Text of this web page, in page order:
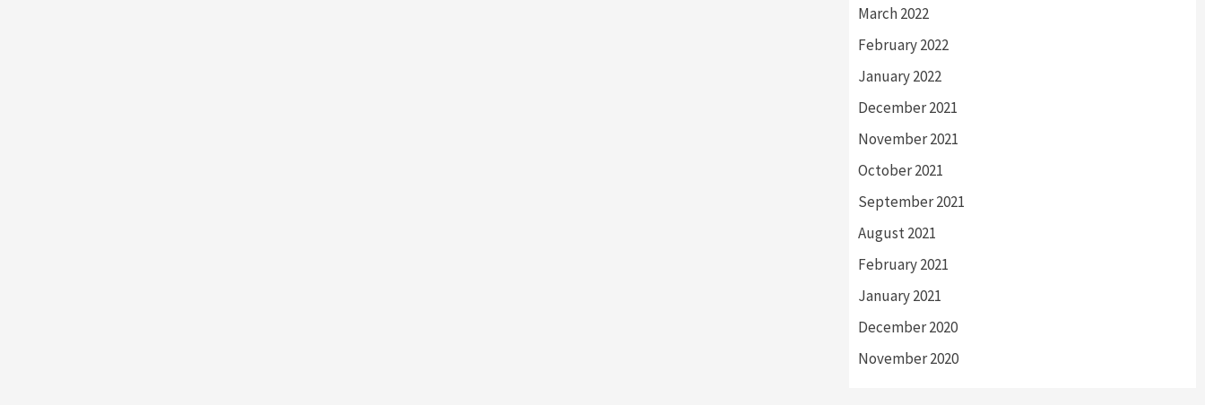
March 2022
February 2022
January 2022
December 2021
November 2021
October 2021
September 2021
August 2021
February 2021
January 2021
December 2020
November 2020